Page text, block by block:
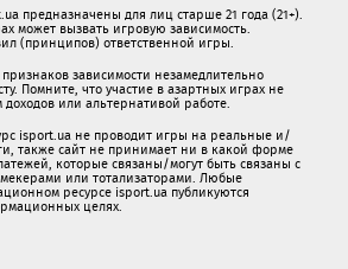
предназначены для лиц старше 21 года (21+).
может вызвать игровую зависимость.
(принципов) ответственной игры.
зависимости незамедлительно
Помните, что участие в азартных играх не
или альтернативой работе.
isport.ua не проводит игры на реальные и/
также сайт не принимает ни в какой форме
которые связаны/могут быть связаны c
или тотализаторами. Любые
ресурсе isport.ua публикуютcя
целях.